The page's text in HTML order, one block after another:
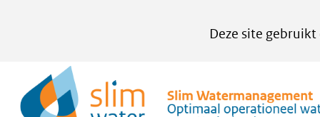
Deze site gebruikt
het